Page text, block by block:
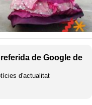
de Google de
d'actualitat